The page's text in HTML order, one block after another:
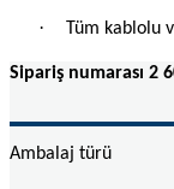
· Tüm kablolu
Sipariş numarası 2
Ambalaj türü